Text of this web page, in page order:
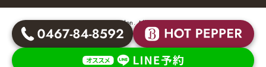
© CHELSEA hair salon. All Rights Reserved.